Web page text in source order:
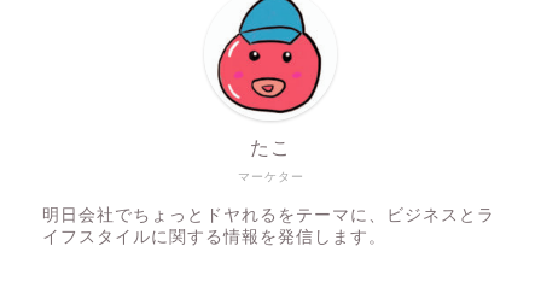
マーケター
たこ
明日会社でちょっとドヤれるをテーマに、ビジネスとラ
イフスタイルに関する情報を発信します。